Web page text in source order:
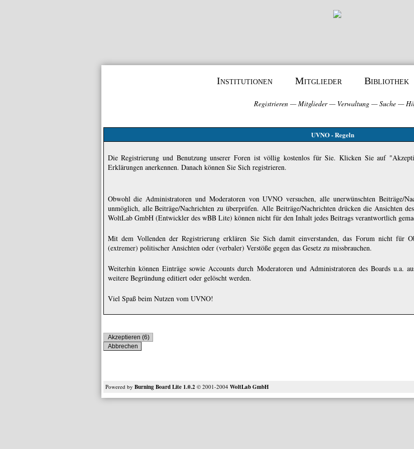
Institutionen Mitglieder Bibliothek
Registrieren —Mitglieder— Verwaltung —Suche —
UVNO - Regeln
Die Registrierung und Benutzung unserer Foren ist völlig kostenlos für Sie. Klicken Sie auf
Erklärungen anerkennen. Danach können Sie Sich registrieren.
Obwohl die Administratoren und Moderatoren von UVNO versuchen, alle unerwünschten Beiträge/
unmöglich, alle Beiträge/Nachrichten zu überprüfen. Alle Beiträge/Nachrichten drücken die Ansichten
WoltLab GmbH (Entwickler des wBB Lite) können nicht für den Inhalt jedes Beitrags verantwortlich
Mit dem Vollenden der Registrierung erklären Sie Sich damit einverstanden, das Forum nicht für
(extremer) politischer Ansichten oder (verbaler) Verstöße gegen das Gesetz zu missbrauchen.
Weiterhin können Einträge sowie Accounts durch Moderatoren und Administratoren des Boards u.a.
weitere Begründung editiert oder gelöscht werden.
Viel Spaß beim Nutzen vom UVNO!
Powered by Burning Board Lite 1.0.2 © 2001-2004 WoltLab GmbH